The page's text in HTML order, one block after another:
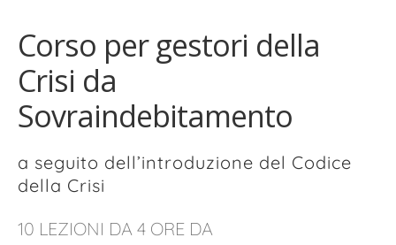
Corso per gestori della
Crisi da
Sovraindebitamento
a seguito dell’introduzione del Codice
della Crisi
10 LEZIONI DA 4 ORE DA